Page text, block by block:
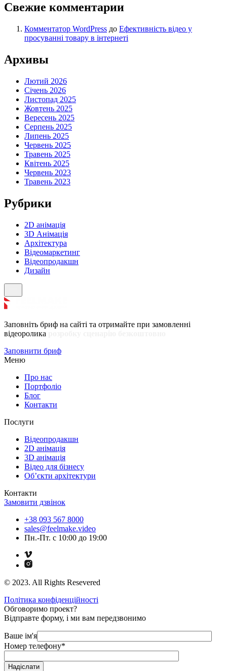
Свежие комментарии
Комментатор WordPress до Ефективність відео у
просуванні товару в інтернеті
Архивы
Лютий 2026
Січень 2026
Листопад 2025
Жовтень 2025
Вересень 2025
Серпень 2025
Липень 2025
Червень 2025
Травень 2025
Квітень 2025
Червень 2023
Травень 2023
Рубрики
2D анімація
3D Анімація
Архітектура
Відеомаркетинг
Відеопродакшн
Дизайн
Заповніть бриф на сайті та отримайте при замовленні
відеоролика
Заповнити бриф
Меню
Про нас
Портфоліо
Блог
Контакти
Послуги
Відеопродакшн
2D анімація
3D анімація
Відео для бізнесу
Об’єкти архітектури
Контакти
Замовити дзвінок
+38 093 567 8000
sales@feelmake.video
Пн.-Пт. с 10:00 до 19:00
© 2023. All Rights Resevered
Політика конфіденційності
Обговоримо проект?
Відправте форму, і ми вам передзвонимо
Ваше ім'я
Номер телефону*